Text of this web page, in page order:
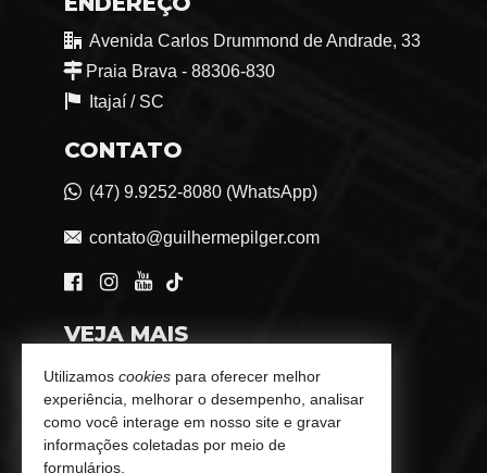
Avenida Carlos Drummond de Andrade, 33
Praia Brava - 88306-830
Itajaí / SC
CONTATO
(47) 9.9252-8080 (WhatsApp)
contato@guilhermepilger.com
VEJA MAIS
Consultoria Imobiliária Personalizada
trabalhe conosco
Indicadores Financeiros
Utilizamos cookies para oferecer melhor
experiência, melhorar o desempenho, analisar
como você interage em nosso site e gravar
informações coletadas por meio de
formulários.